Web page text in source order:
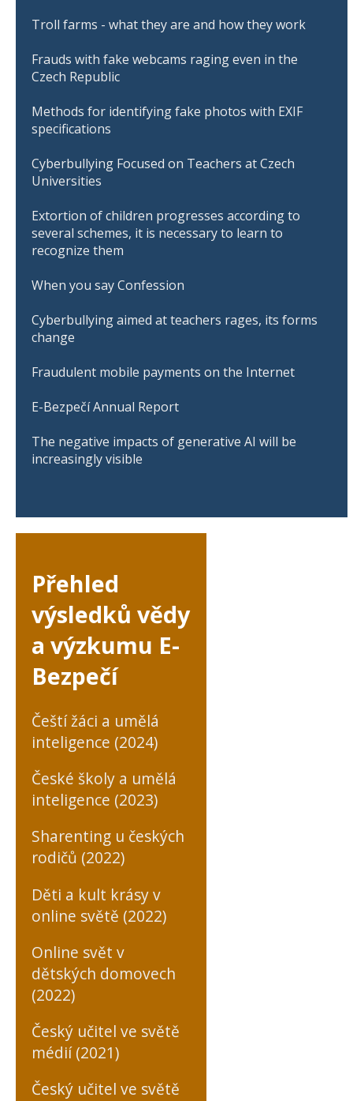
Troll farms - what they are and how they work
Frauds with fake webcams raging even in the
Czech Republic
Methods for identifying fake photos with EXIF
specifications
Cyberbullying Focused on Teachers at Czech
Universities
Extortion of children progresses according to
several schemes, it is necessary to learn to
recognize them
When you say Confession
Cyberbullying aimed at teachers rages, its forms
change
Fraudulent mobile payments on the Internet
E-Bezpečí Annual Report
The negative impacts of generative AI will be
increasingly visible
Přehled
výsledků vědy
a výzkumu E-
Bezpečí
Čeští žáci a umělá
inteligence (2024)
České školy a umělá
inteligence (2023)
Sharenting u českých
rodičů (2022)
Děti a kult krásy v
online světě (2022)
Online svět v
dětských domovech
(2022)
Český učitel ve světě
médií (2021)
Český učitel ve světě